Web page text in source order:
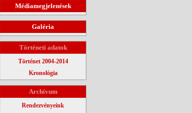
Médiamegjelenések
Galéria
Történeti adatok
Történet 2004-2014
Kronológia
Archívum
Rendezvényeink